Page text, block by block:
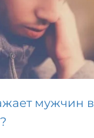
ОБ ОТНОШЕНИЯХ
мужчин в